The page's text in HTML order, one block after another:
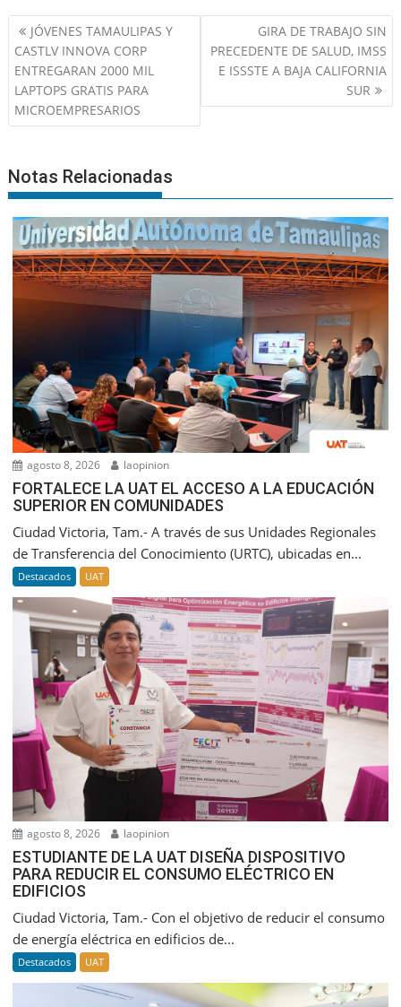
Navegación
de
entradas
JÓVENES TAMAULIPAS Y
CASTLV INNOVA CORP
ENTREGARAN 2000 MIL
LAPTOPS GRATIS PARA
MICROEMPRESARIOS
GIRA DE TRABAJO SIN
PRECEDENTE DE SALUD, IMSS
E ISSSTE A BAJA CALIFORNIA
SUR
Notas Relacionadas
agosto 8, 2026 laopinion
FORTALECE LA UAT EL ACCESO A LA EDUCACIÓN
SUPERIOR EN COMUNIDADES
Ciudad Victoria, Tam.- A través de sus Unidades Regionales
de Transferencia del Conocimiento (URTC), ubicadas en...
Destacados UAT
agosto 8, 2026 laopinion
ESTUDIANTE DE LA UAT DISEÑA DISPOSITIVO
PARA REDUCIR EL CONSUMO ELÉCTRICO EN
EDIFICIOS
Ciudad Victoria, Tam.- Con el objetivo de reducir el consumo
de energía eléctrica en edificios de...
Destacados UAT